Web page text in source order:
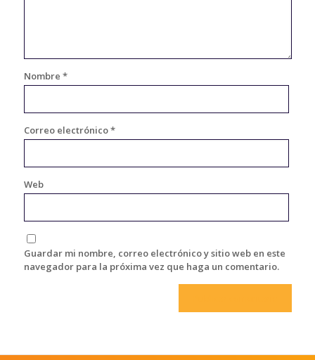
Nombre *
Correo electrónico*
Web
Guardar mi nombre, correo electrónico y sitio web en este
navegador para la próxima vez que haga un comentario.